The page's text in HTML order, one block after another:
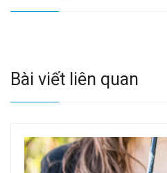
Bài viết liên quan